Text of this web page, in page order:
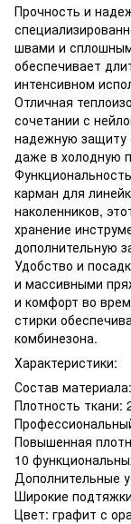
Прочность и
швами и
обеспечивает
интенсивном
Отличная
сочетании с
надежную защиту
даже в холодную
карман для
наколенников,
хранение
дополнительную
Удобство и
и массивными
и комфорт во
стирки
комбинезона.
Характеристики:
Состав
Плотность ткани:
Повышенная
10
Дополнительные
Широкие
Цвет: графит с